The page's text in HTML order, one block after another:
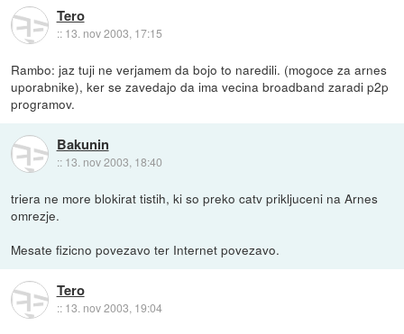
Tero
:: 13. nov 2003, 17:15
Rambo: jaz tuji ne verjamem da bojo to naredili. (mogoce za arnes
uporabnike), ker se zavedajo da ima vecina broadband zaradi p2p
programov.
Bakunin
:: 13. nov 2003, 18:40
triera ne more blokirat tistih, ki so preko catv prikljuceni na Arnes
omrezje.
Mesate fizicno povezavo ter Internet povezavo.
Tero
:: 13. nov 2003, 19:04